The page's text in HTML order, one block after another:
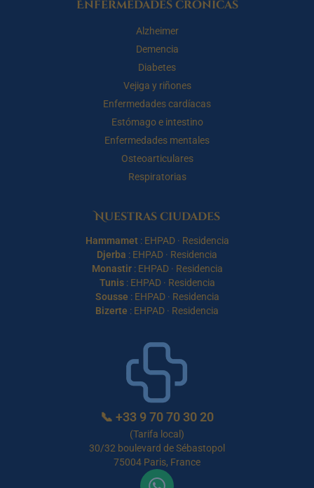
Enfermedades crónicas
Alzheimer
Demencia
Diabetes
Vejiga y riñones
Enfermedades cardíacas
Estómago e intestino
Enfermedades mentales
Osteoarticulares
Respiratorias
Nuestras ciudades
Hammamet: EHPAD· Residencia
Djerba : EHPAD · Residencia
Monastir: EHPAD· Residencia
Tunis: EHPAD· Residencia
Sousse : EHPAD· Residencia
Bizerte : EHPAD · Residencia
📞 +33 9 70 70 30 20
(Tarifa local)
30/32 boulevard de Sébastopol
75004 Paris, France